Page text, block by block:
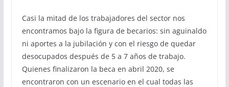
Casi la mitad de los trabajadores del sector nos
encontramos bajo la figura de becarios: sin aguinaldo
ni aportes a la jubilación y con el riesgo de quedar
desocupados después de 5 a 7 años de trabajo.
Quienes finalizaron la beca en abril 2020, se
encontraron con un escenario en el cual todas las